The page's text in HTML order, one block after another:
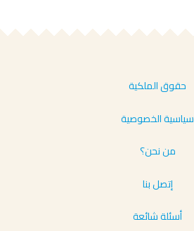
حقوق الملكية
سياسية الخصوصية
من نحن؟
إتصل بنا
أسئلة شائعة